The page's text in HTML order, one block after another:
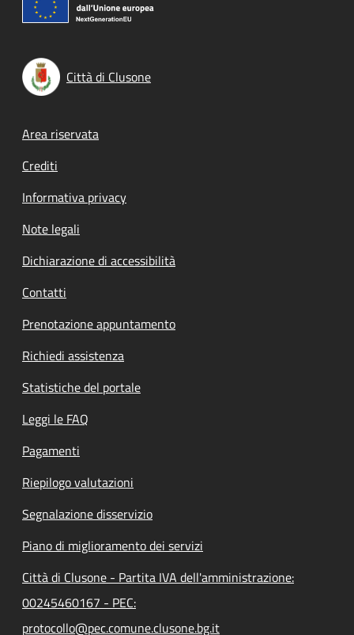
Città di Clusone
Footer menu
Area riservata
Crediti
Informativa privacy
Note legali
Dichiarazione di accessibilità
Contatti
Prenotazione appuntamento
Richiedi assistenza
Statistiche del portale
Leggi le FAQ
Pagamenti
Riepilogo valutazioni
Segnalazione disservizio
Piano di miglioramento dei servizi
Città di Clusone - Partita IVA dell'amministrazione:
00245460167 - PEC:
protocollo@pec.comune.clusone.bg.it